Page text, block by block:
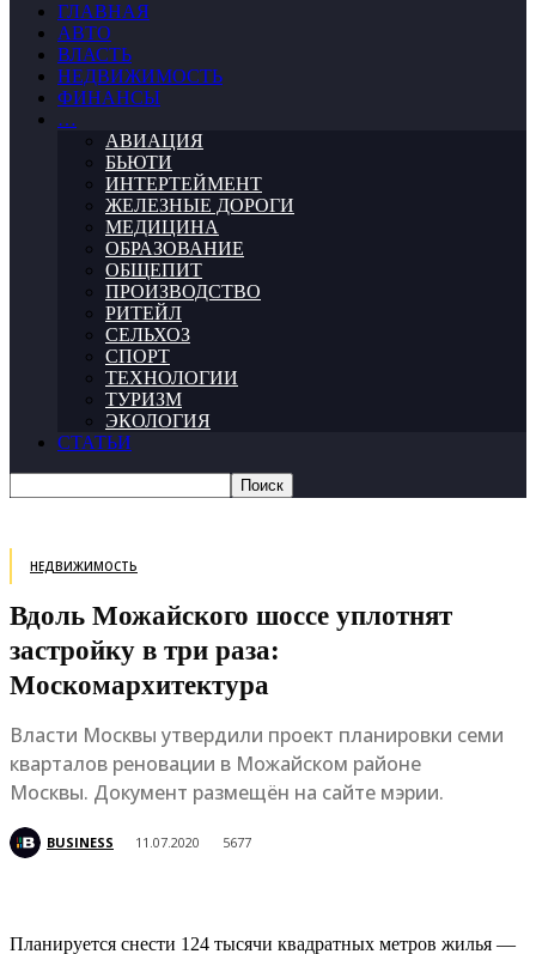
ГЛАВНАЯ
АВТО
ВЛАСТЬ
НЕДВИЖИМОСТЬ
ФИНАНСЫ
…
АВИАЦИЯ
БЬЮТИ
ИНТЕРТЕЙМЕНТ
ЖЕЛЕЗНЫЕ ДОРОГИ
МЕДИЦИНА
ОБРАЗОВАНИЕ
ОБЩЕПИТ
ПРОИЗВОДСТВО
РИТЕЙЛ
СЕЛЬХОЗ
СПОРТ
ТЕХНОЛОГИИ
ТУРИЗМ
ЭКОЛОГИЯ
СТАТЬИ
НЕДВИЖИМОСТЬ
Вдоль Можайского шоссе уплотнят
застройку в три раза:
Москомархитектура
Власти Москвы утвердили проект планировки семи
кварталов реновации в Можайском районе
Москвы. Документ размещён на сайте мэрии.
BUSINESS 11.07.2020 5677
Планируется снести 124 тысячи квадратных метров жилья —